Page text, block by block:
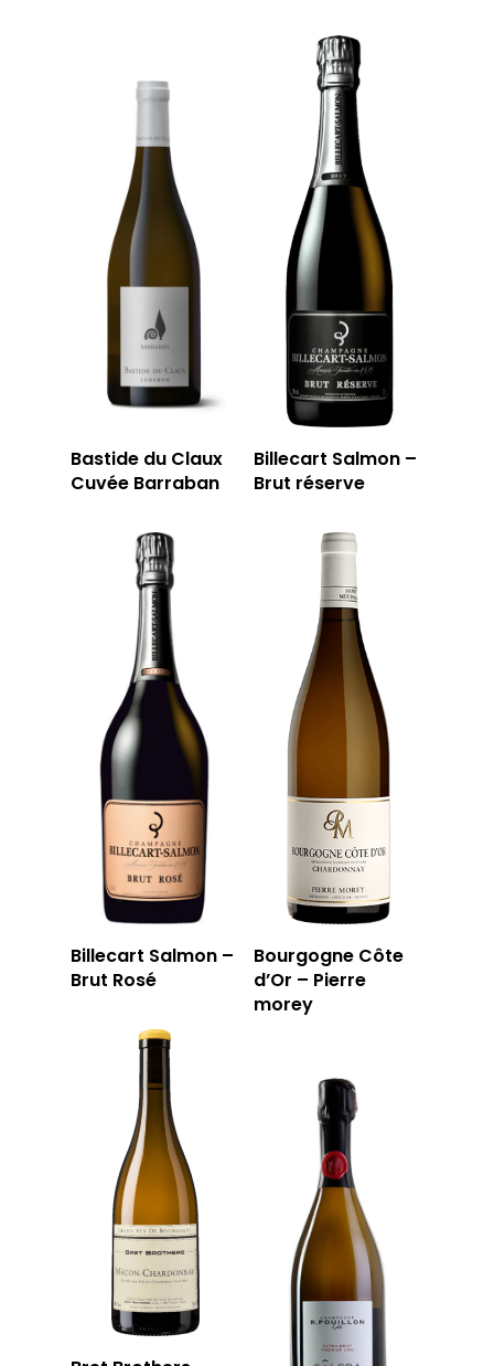
Bastide du Claux
Cuvée Barraban
Billecart Salmon –
Brut réserve
Billecart Salmon –
Brut Rosé
Bourgogne Côte
d’Or – Pierre
morey